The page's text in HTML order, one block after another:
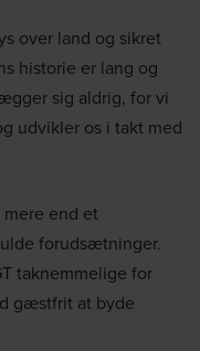
over land og sikret
historie er lang og
sig aldrig, for vi
udvikler os i takt med
end et
forudsætninger.
taknemmelige for
gæstfrit at byde